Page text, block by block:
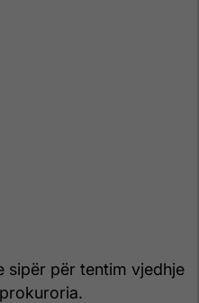
sipër për tentim vjedhje